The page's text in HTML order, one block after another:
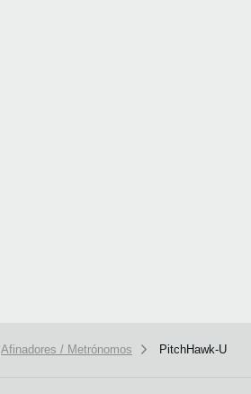
Afinadores / Metrónomos PitchHawk-U